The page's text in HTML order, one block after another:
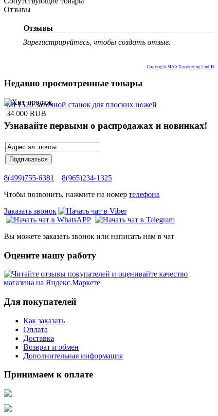
Отзывы
Отзывы
Зарегистрируйтесь, чтобы создать отзыв.
Copyright MAXXmarketing GmbH
Недавно просмотренные товары
MF1520 Заточной станок для плоских ножей
34 000 RUB
Узнавайте первыми о распродажах и новинках!
8(499)755-6381
8(965)234-1325
Чтобы позвонить, нажмите на номер телефона
Заказать звонок
Вы можете заказать звонок или написать нам в чат
Оцените нашу работу
Для покупателей
Как заказать
Оплата
Доставка
Возврат и обмен
Дополнительная информация
Принимаем к оплате